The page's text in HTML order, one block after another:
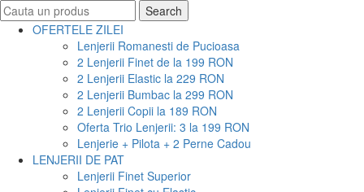
Search
for:
Search
OFERTELE ZILEI
Lenjerii Romanesti de Pucioasa
2 Lenjerii Finet de la 199 RON
2 Lenjerii Elastic la 229 RON
2 Lenjerii Bumbac la 299 RON
2 Lenjerii Copii la 189 RON
Oferta Trio Lenjerii: 3 la 199 RON
Lenjerie + Pilota + 2 Perne Cadou
LENJERII DE PAT
Lenjerii Finet Superior